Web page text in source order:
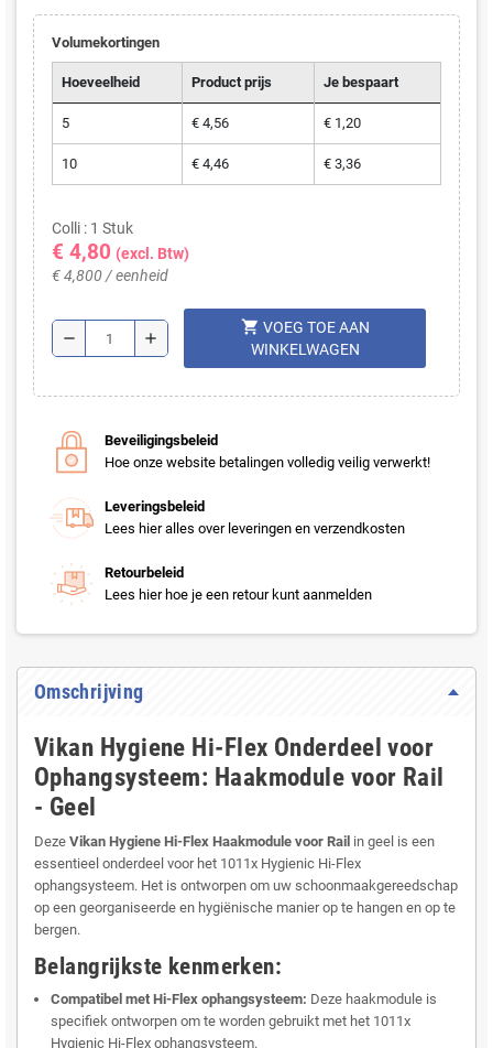
Volumekortingen
Hoeveelheid Product prijs Je bespaart
5 € 4,56 € 1,20
10 € 4,46 € 3,36
Colli : 1 Stuk
€ 4,80 (excl. Btw)
€ 4,800 / eenheid
remove add
shopping_cart VOEG TOE AAN
WINKELWAGEN
Beveiligingsbeleid
Hoe onze website betalingen volledig veilig verwerkt!
Leveringsbeleid
Lees hier alles over leveringen en verzendkosten
Retourbeleid
Lees hier hoe je een retour kunt aanmelden
Omschrijving
Vikan Hygiene Hi-Flex Onderdeel voor
Ophangsysteem: Haakmodule voor Rail
- Geel
Deze Vikan Hygiene Hi-Flex Haakmodule voor Rail in geel is een
essentieel onderdeel voor het 1011x Hygienic Hi-Flex
ophangsysteem. Het is ontworpen om uw schoonmaakgereedschap
op een georganiseerde en hygiënische manier op te hangen en op te
bergen.
Belangrijkste kenmerken:
Compatibel met Hi-Flex ophangsysteem: Deze haakmodule is
specifiek ontworpen om te worden gebruikt met het 1011x
Hygienic Hi-Flex ophangsysteem.